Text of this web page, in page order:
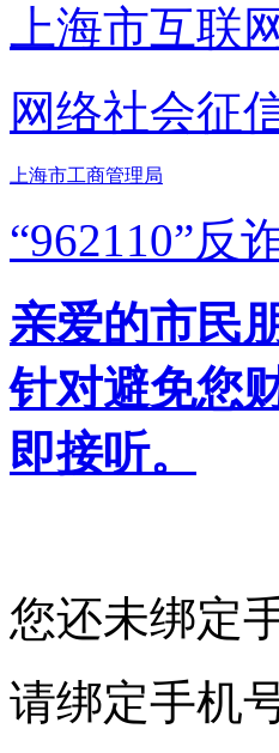
上海市互联
网络社会征
上海市工商管理局
“962110”反
亲爱的市民
针对避免您
即接听。
您还未绑定
请绑定手机